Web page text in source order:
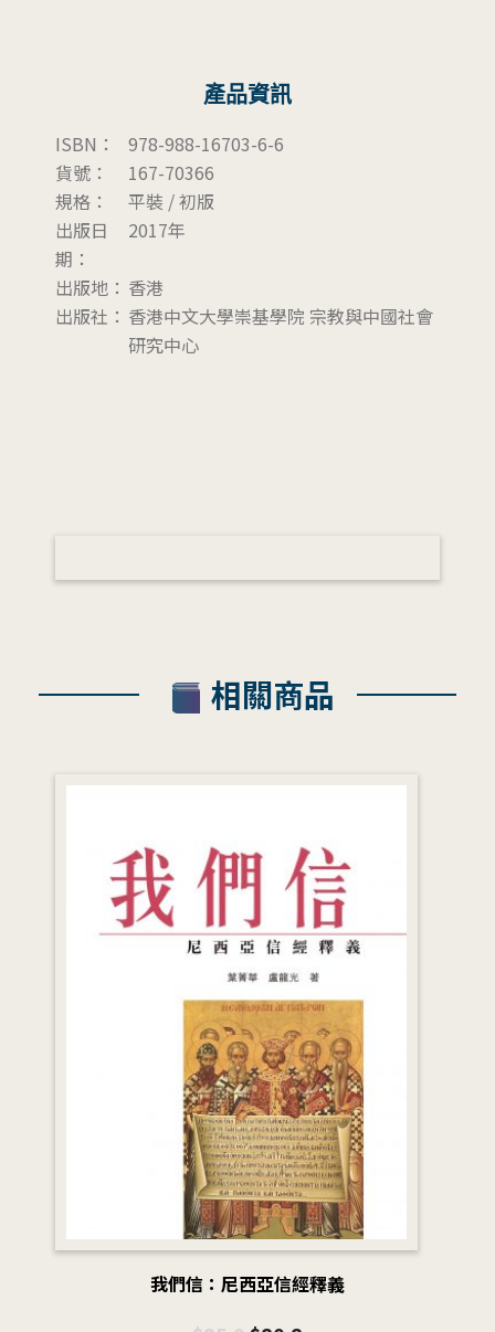
產品資訊
ISBN：
978-988-16703-6-6
貨號：
167-70366
規格：
平裝 / 初版
出版日
期：
2017年
出版地： 香港
出版社： 香港中文大學崇基學院 宗教與中國社會
研究中心
相關商品
我們信：尼西亞信經釋義